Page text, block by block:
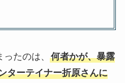
たのは、 何者かが、暴露
ターテイナー折原さんに